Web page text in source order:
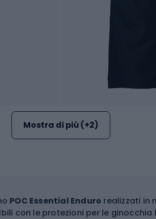
Mostra di più (+2)
POC Essential Enduro realizzati in
con le protezioni per le ginocchia